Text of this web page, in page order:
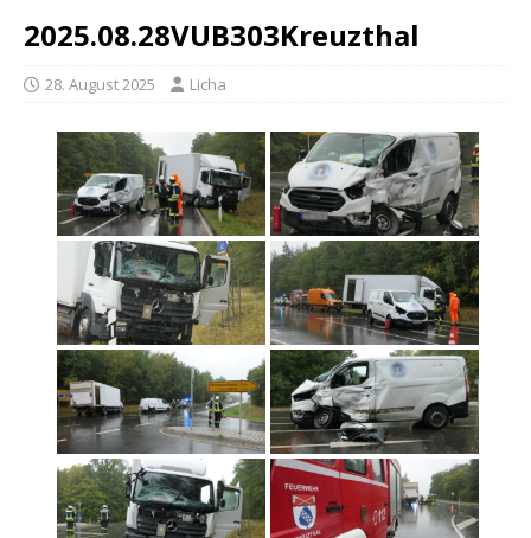
2025.08.28VUB303Kreuzthal
28. August 2025 Licha